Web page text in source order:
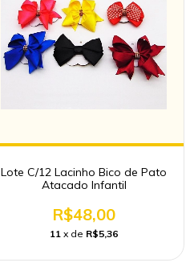
Lote C/12 Lacinho Bico de Pato
Atacado Infantil
R$48,00
11 x de R$5,36